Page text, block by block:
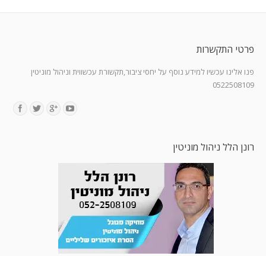
פרטי התקשרות
פנו אלינו עכשיו למידע נוסף על יחסי ציבור,תקשורת עכשווית וניהול מוניטין
0522508109
רונן הלל ניהול מוניטין